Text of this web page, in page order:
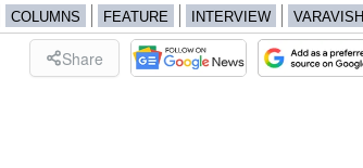
COLUMNS FEATURE INTERVIEW
Share